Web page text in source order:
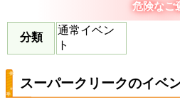
危険なご
分類
通常イベン
ト
スーパークリークのイベ